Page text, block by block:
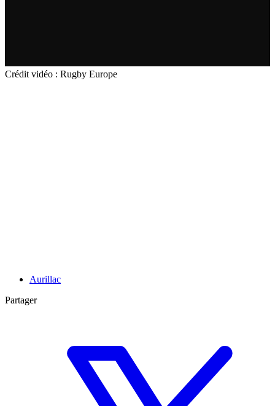
Crédit vidéo : Rugby Europe
Aurillac
Partager